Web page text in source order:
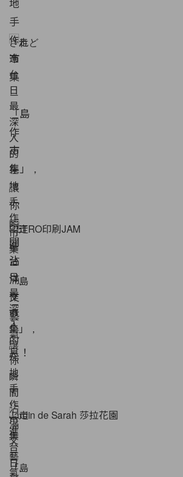
されど
RETRO印刷JAM
Jardin de Sarah 莎拉花園